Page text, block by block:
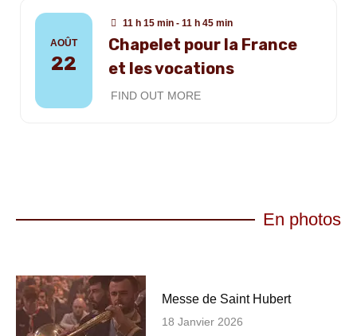
AOÛT
22
11 h 15 min - 11 h 45 min
Chapelet pour la France
et les vocations
FIND OUT MORE
En photos
Messe de Saint Hubert
18 Janvier 2026